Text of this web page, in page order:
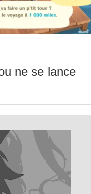
ne se lance